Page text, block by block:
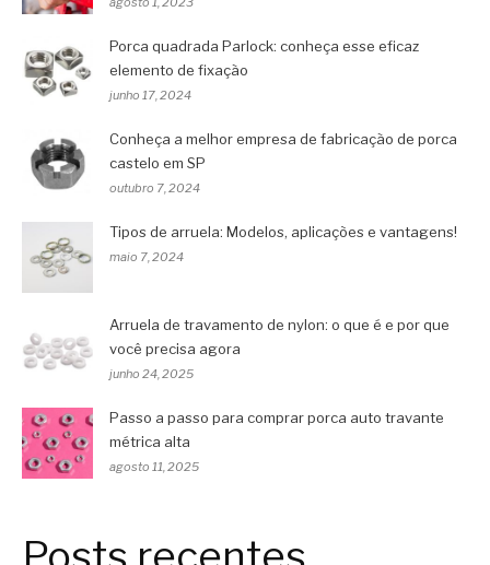
Porca quadrada Parlock: conheça esse eficaz
elemento de fixação
junho 17, 2024
Conheça a melhor empresa de fabricação de porca
castelo em SP
outubro 7, 2024
Tipos de arruela: Modelos, aplicações e vantagens!
maio 7, 2024
Arruela de travamento de nylon: o que é e por que
você precisa agora
junho 24, 2025
Passo a passo para comprar porca auto travante
métrica alta
agosto 11, 2025